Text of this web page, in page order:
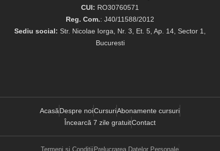
CUI: RO30760571
Reg. Com.: J40/11588/2012
Sediu social: Str. Nicolae Iorga, Nr. 3, Et. 5, Ap. 14, Sector 1,
Bucuresti
AcasăDespre noiCursuriAbonamente cursuri
Încearcă 7 zile gratuitContact
Termeni și Condiții Prelucrarea Datelor Personale